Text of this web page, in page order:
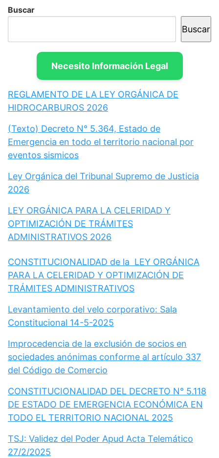
Buscar
Buscar
Necesito Información Legal
REGLAMENTO DE LA LEY ORGÁNICA DE
HIDROCARBUROS 2026
(Texto) Decreto N° 5.364, Estado de
Emergencia en todo el territorio nacional por
eventos sismicos
Ley Orgánica del Tribunal Supremo de Justicia
2026
LEY ORGÁNICA PARA LA CELERIDAD Y
OPTIMIZACIÓN DE TRÁMITES
ADMINISTRATIVOS 2026
CONSTITUCIONALIDAD de la LEY ORGÁNICA
PARA LA CELERIDAD Y OPTIMIZACIÓN DE
TRÁMITES ADMINISTRATIVOS
Levantamiento del velo corporativo: Sala
Constitucional 14-5-2025
Improcedencia de la exclusión de socios en
sociedades anónimas conforme al artículo 337
del Código de Comercio
CONSTITUCIONALIDAD DEL DECRETO N° 5.118
DE ESTADO DE EMERGENCIA ECONÓMICA EN
TODO EL TERRITORIO NACIONAL 2025
TSJ: Validez del Poder Apud Acta Telemático
27/2/2025